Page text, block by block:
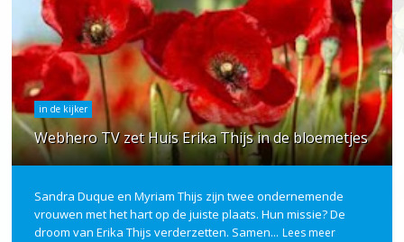
in de kijker
Webhero TV zet Huis Erika Thijs in de bloemetjes
Sandra Duque en Myriam Thijs zijn twee ondernemende
vrouwen met het hart op de juiste plaats. Hun missie? De
droom van Erika Thijs verderzetten. Samen... Lees meer